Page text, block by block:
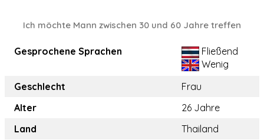
Ich möchte Mann zwischen 30 und 60 Jahre treffen
Gesprochene Sprachen
Fließend
Wenig
Geschlecht
Frau
Alter
26 Jahre
Land
Thailand